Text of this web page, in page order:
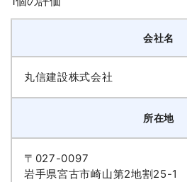
会社名
丸信建設株式会社
所在地
〒027-0097
岩手県宮古市崎山第2地割25-1